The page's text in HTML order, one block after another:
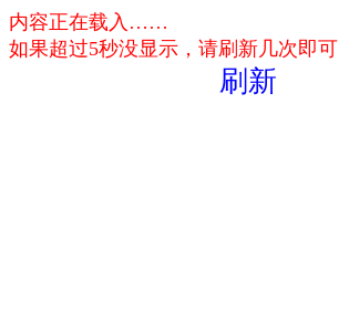
内容正在载入……
如果超过5秒没显示，请刷新几次即可
刷新